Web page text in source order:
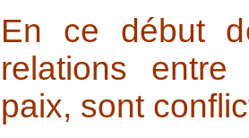
En ce début
relations
paix, sont